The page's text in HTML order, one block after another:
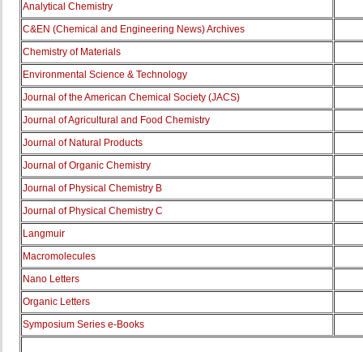
Analytical Chemistry
C&EN (Chemical and Engineering News) Archives
Chemistry of Materials
Environmental Science & Technology
Journal of the American Chemical Society (JACS)
Journal of Agricultural and Food Chemistry
Journal of Natural Products
Journal of Organic Chemistry
Journal of Physical Chemistry B
Journal of Physical Chemistry C
Langmuir
Macromolecules
Nano Letters
Organic Letters
Symposium Series e-Books